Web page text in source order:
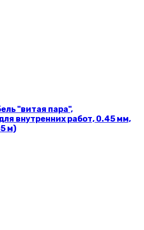
"витая пара",
внутренних работ, 0.45 мм,
м)